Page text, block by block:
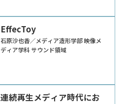
EffecToy
石原沙也香／メディア造形学部 映像メ
ディア学科 サウンド領域
連続再生メディア時代にお